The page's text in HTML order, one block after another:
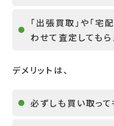
「出張買取」や「
わせて査定してもら
デメリットは、
必ずしも買い取っ